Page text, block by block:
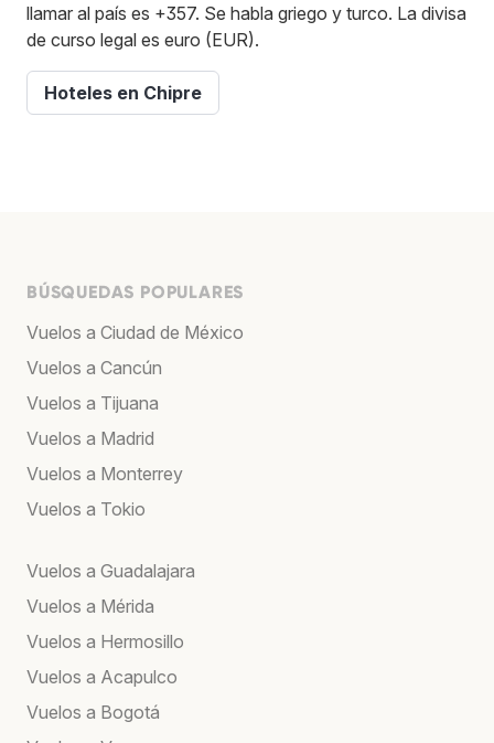
llamar al país es +357. Se habla griego y turco. La divisa
de curso legal es euro (EUR).
Hoteles en Chipre
BÚSQUEDAS POPULARES
Vuelos a Ciudad de México
Vuelos a Cancún
Vuelos a Tijuana
Vuelos a Madrid
Vuelos a Monterrey
Vuelos a Tokio
Vuelos a Guadalajara
Vuelos a Mérida
Vuelos a Hermosillo
Vuelos a Acapulco
Vuelos a Bogotá